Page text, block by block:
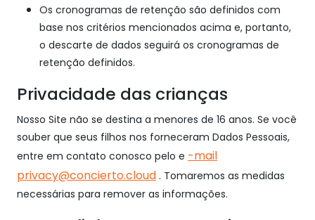
Os cronogramas de retenção são definidos com
base nos critérios mencionados acima e, portanto,
o descarte de dados seguirá os cronogramas de
retenção definidos.
Privacidade das crianças
Nosso Site não se destina a menores de 16 anos. Se você
souber que seus filhos nos forneceram Dados Pessoais,
entre em contato conosco pelo e -mail
privacy@concierto.cloud . Tomaremos as medidas
necessárias para remover as informações.